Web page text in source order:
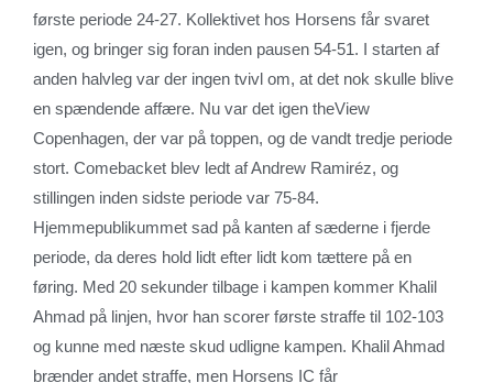
første periode 24-27. Kollektivet hos Horsens får svaret
igen, og bringer sig foran inden pausen 54-51. I starten af
anden halvleg var der ingen tvivl om, at det nok skulle blive
en spændende affære. Nu var det igen theView
Copenhagen, der var på toppen, og de vandt tredje periode
stort. Comebacket blev ledt af Andrew Ramiréz, og
stillingen inden sidste periode var 75-84.
Hjemmepublikummet sad på kanten af sæderne i fjerde
periode, da deres hold lidt efter lidt kom tættere på en
føring. Med 20 sekunder tilbage i kampen kommer Khalil
Ahmad på linjen, hvor han scorer første straffe til 102-103
og kunne med næste skud udligne kampen. Khalil Ahmad
brænder andet straffe, men Horsens IC får